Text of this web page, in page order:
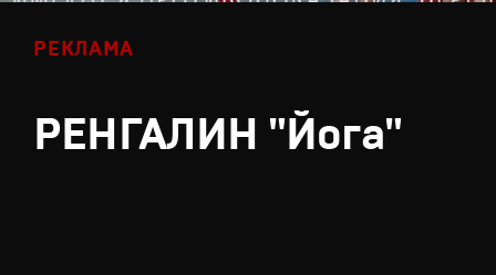
РЕКЛАМА
РЕНГАЛИН "Йога"